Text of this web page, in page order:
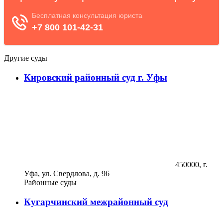
Другие суды
Кировский районный суд г. Уфы
450000, г.
Уфа, ул. Свердлова, д. 96
Районные суды
Кугарчинский межрайонный суд